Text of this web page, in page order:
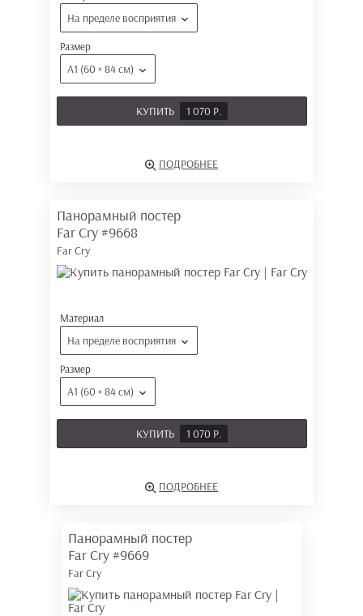
На пределе восприятия
Размер
А1 (60 × 84 см)
КУПИТЬ 1 070 Р.
ПОДРОБНЕЕ
Панорамный постер
Far Cry #9668
Far Cry
Материал
На пределе восприятия
Размер
А1 (60 × 84 см)
КУПИТЬ 1 070 Р.
ПОДРОБНЕЕ
Панорамный постер
Far Cry #9669
Far Cry